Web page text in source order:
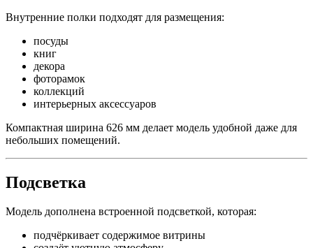
Внутренние полки подходят для размещения:
посуды
книг
декора
фоторамок
коллекций
интерьерных аксессуаров
Компактная ширина 626 мм делает модель удобной даже для
небольших помещений.
Подсветка
Модель дополнена встроенной подсветкой, которая:
подчёркивает содержимое витрины